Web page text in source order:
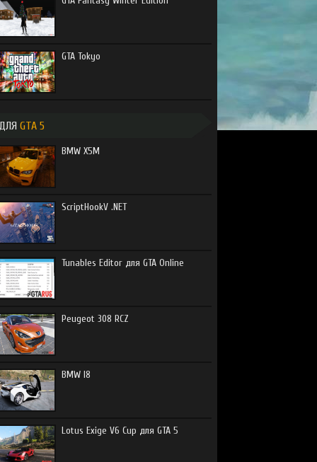
GTA Tokyo
ДЛЯ GTA 5
BMW X5M
ScriptHookV .NET
Tunables Editor для GTA Online
Peugeot 308 RCZ
BMW I8
Lotus Exige V6 Cup для GTA 5